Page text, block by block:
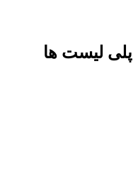
پلی لیست ها